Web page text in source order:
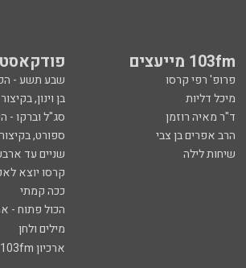
103fm מייעצים
פרופ' רפי קרסו שבע תשע -
מיכל דליות בן וינון, בקיצור
ד"ר מאיה רוזמן סג"ל וברקו -
הרב אפרים בן צבי ספורט, בקיצור
שיחות לילה שניים עד
קרסו יוצא
ככה קמתי
הכול פתוח -
מילים ולחן
ארכיון 103fm